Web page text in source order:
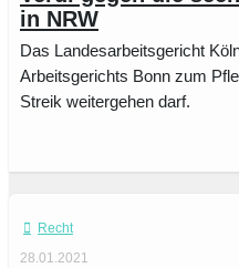
in NRW
Das Landesarbeitsgericht
Arbeitsgerichts Bonn zum
Streik weitergehen darf.
Recht
28.01.2021